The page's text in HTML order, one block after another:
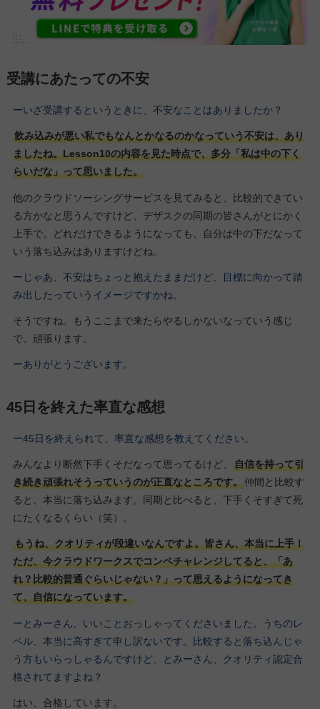
受講にあたっての不安
ーいざ受講するというときに、不安なことはありましたか？
飲み込みが悪い私でもなんとかなるのかなっていう不安は、あり
ましたね。Lesson10の内容を見た時点で、多分「私は中の下く
らいだな」って思いました。
他のクラウドソーシングサービスを見てみると、比較的できてい
る方かなと思うんですけど、デザスクの同期の皆さんがとにかく
上手で。どれだけできるようになっても、自分は中の下だなって
いう落ち込みはありますけどね。
ーじゃあ、不安はちょっと抱えたままだけど、目標に向かって踏
み出したっていうイメージですかね。
そうですね。もうここまで来たらやるしかないなっていう感じ
で、頑張ります。
ーありがとうございます。
45日を終えた率直な感想
ー45日を終えられて、率直な感想を教えてください。
みんなより断然下手くそだなって思ってるけど、
自信を持って引
き続き頑張れそうっていうのが正直なところです。仲間と比較す
ると、本当に落ち込みます。同期と比べると、下手くそすぎて死
にたくなるくらい（笑）。
もうね、クオリティが段違いなんですよ。皆さん、本当に上手！
ただ、今クラウドワークスでコンペチャレンジしてると、「あ
れ？比較的普通ぐらいじゃない？」って思えるようになってき
て、自信になっています。
ーとみーさん、いいことおっしゃってくださいました。うちのレ
ベル、本当に高すぎて申し訳ないです。比較すると落ち込んじゃ
う方もいらっしゃるんですけど、とみーさん、クオリティ認定合
格されてますよね？
はい、合格しています。